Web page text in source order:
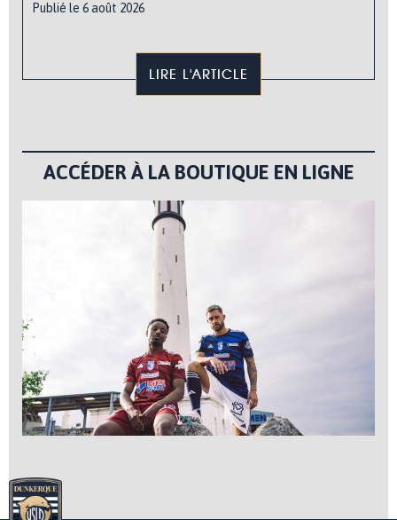
Publié le 6 août 2026
LIRE L'ARTICLE
ACCÉDER À LA BOUTIQUE EN LIGNE